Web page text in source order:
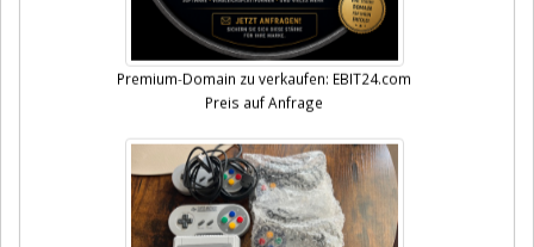
Premium-Domain zu verkaufen: EBIT24.com
Preis auf Anfrage